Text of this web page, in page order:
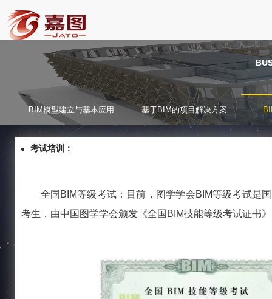
BIM模型建立与基本应用 基于BIM的项目解决方案
考试培训：
全国BIM等级考试：目前，图学学会BIM等级考试是
考生，由中国图学学会颁发《全国BIM技能等级考试证书